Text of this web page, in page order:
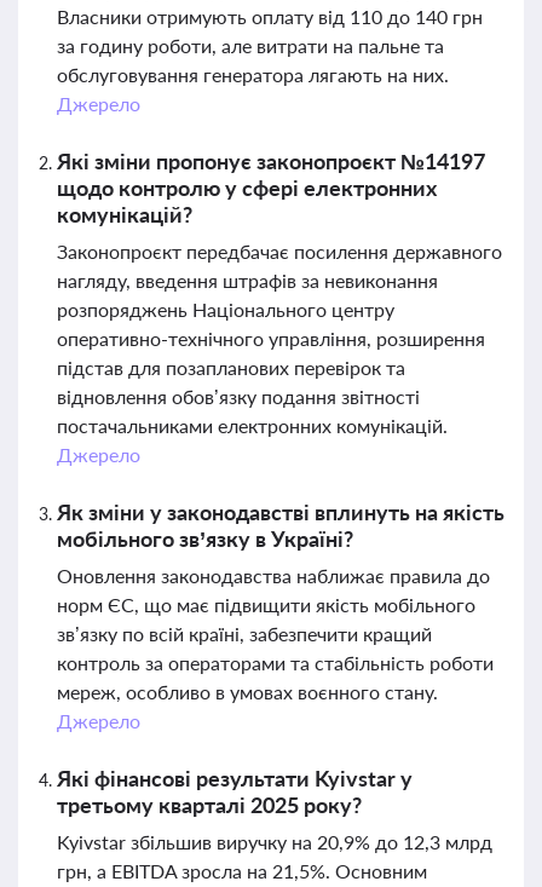
Власники отримують оплату від 110 до 140 грн
за годину роботи, але витрати на пальне та
обслуговування генератора лягають на них.
Джерело
Які зміни пропонує законопроєкт №14197
щодо контролю у сфері електронних
комунікацій?
Законопроєкт передбачає посилення державного
нагляду, введення штрафів за невиконання
розпоряджень Національного центру
оперативно-технічного управління, розширення
підстав для позапланових перевірок та
відновлення обов’язку подання звітності
постачальниками електронних комунікацій.
Джерело
Як зміни у законодавстві вплинуть на якість
мобільного зв’язку в Україні?
Оновлення законодавства наближає правила до
норм ЄС, що має підвищити якість мобільного
зв’язку по всій країні, забезпечити кращий
контроль за операторами та стабільність роботи
мереж, особливо в умовах воєнного стану.
Джерело
Які фінансові результати Kyivstar у
третьому кварталі 2025 року?
Kyivstar збільшив виручку на 20,9% до 12,3 млрд
грн, а EBITDA зросла на 21,5%. Основним